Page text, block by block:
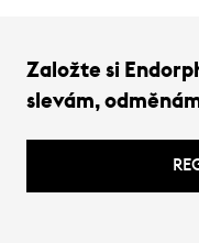
Založte si
slevám,